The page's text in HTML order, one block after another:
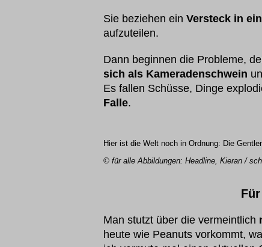
Sie beziehen ein Versteck in
aufzuteilen.
Dann beginnen die Probleme,
sich als Kameradenschwein
Es fallen Schüsse, Dinge
Falle.
Hier ist die Welt noch in Ordnung: Die
© für alle Abbildungen: Headline, Kieran /
Man stutzt über die vermeintlich
heute wie Peanuts vorkommt,